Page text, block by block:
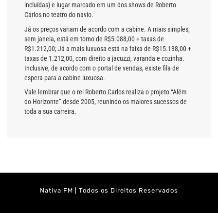
incluídas) e lugar marcado em um dos shows de Roberto
Carlos no teatro do navio.
Já os preços variam de acordo com a cabine. A mais simples,
sem janela, está em torno de R$5.088,00 + taxas de
R$1.212,00; Já a mais luxuosa está na faixa de R$15.138,00 +
taxas de 1.212,00, com direito a jacuzzi, varanda e cozinha.
Inclusive, de acordo com o portal de vendas, existe fila de
espera para a cabine luxuosa.
Vale lembrar que o rei Roberto Carlos realiza o projeto “Além
do Horizonte” desde 2005, reunindo os maiores sucessos de
toda a sua carreira.
Nativa FM | Todos os Direitos Reservados